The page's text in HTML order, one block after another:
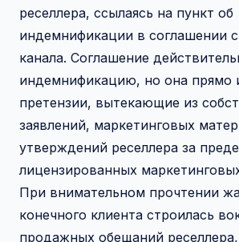
реселлера, ссылаясь на пункт об
индемнификации в соглашении
канала. Соглашение
индемнификацию, но она прямо
претензии, вытекающие из
заявлений, маркетинговых
утверждений реселлера за
лицензированных
При внимательном прочтении
конечного клиента строилась
продажных обещаний